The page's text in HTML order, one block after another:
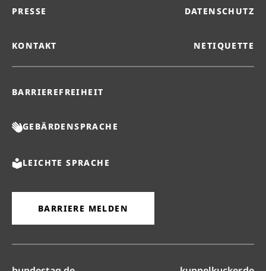
PRESSE DATENSCHUTZ
KONTAKT NETIQUETTE
BARRIEREFREIHEIT
GEBÄRDENSPRACHE
LEICHTE SPRACHE
BARRIERE MELDEN